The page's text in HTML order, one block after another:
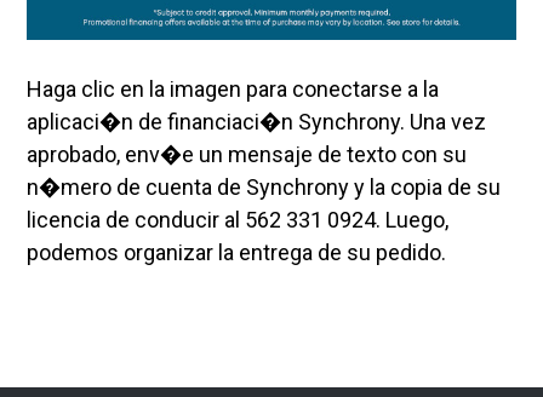
Haga clic en la imagen para conectarse a la
aplicaci�n de financiaci�n Synchrony. Una vez
aprobado, env�e un mensaje de texto con su
n�mero de cuenta de Synchrony y la copia de su
licencia de conducir al 562 331 0924. Luego,
podemos organizar la entrega de su pedido.